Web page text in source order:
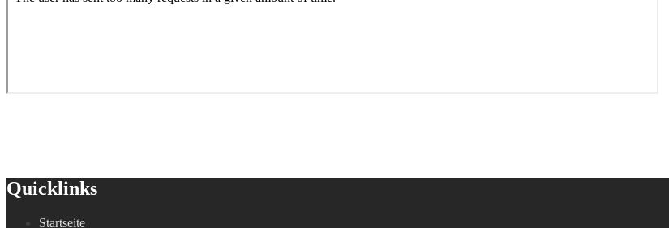
Quicklinks
Startseite